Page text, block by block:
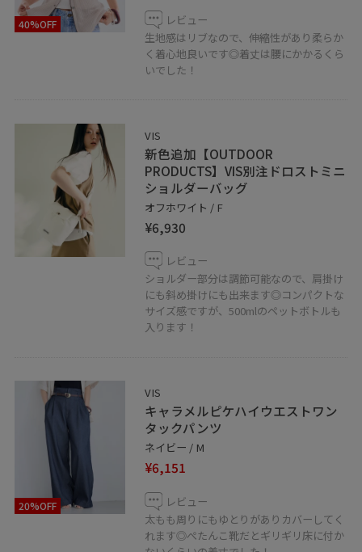
40%OFF
レビュー
生地感はリブなので、伸縮性があり柔らか
く着心地良いです◎着丈は腰にかかるくら
いでした！
VIS
新色追加【OUTDOOR
PRODUCTS】VIS別注ドロストミニ
ショルダーバッグ
オフホワイト / F
¥6,930
レビュー
ショルダー部分は調節可能なので、肩掛け
にも斜め掛けにも出来ます◎コンパクトな
サイズ感ですが、500mlのペットボトルも
入ります！
20%OFF
VIS
キャラメルピケハイウエストワン
タックパンツ
ネイビー / M
¥6,151
レビュー
太もも周りにもゆとりがありカバーしてく
れます◎ぺたんこ靴だとギリギリ床に付か